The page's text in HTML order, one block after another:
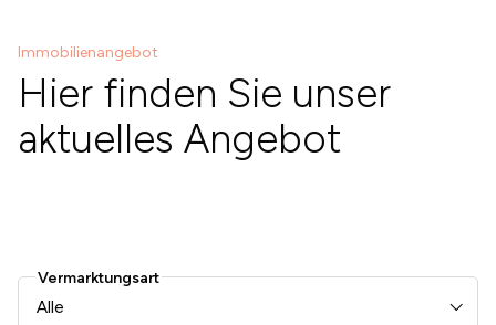
Immobilienangebot
Hier finden Sie unser
aktuelles Angebot
Vermarktungsart
Alle